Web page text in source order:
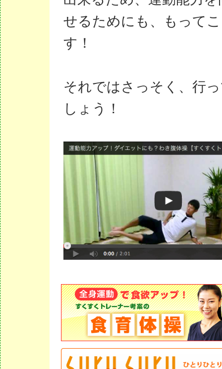
せるためにも、もって
す！
それではさっそく、行
しょう！